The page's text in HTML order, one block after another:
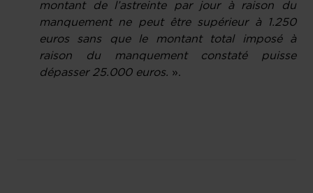
montant de l’astreinte par jour à raison du
manquement ne peut être supérieur à 1.250
euros sans que le montant total imposé à
raison du manquement constaté puisse
dépasser 25.000 euros. ».